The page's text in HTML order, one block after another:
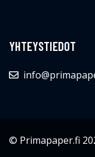
YHTEYSTIEDOT
© Primapaper.fi